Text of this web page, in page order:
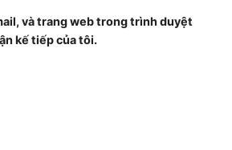
và trang web trong trình duyệt
kế tiếp của tôi.